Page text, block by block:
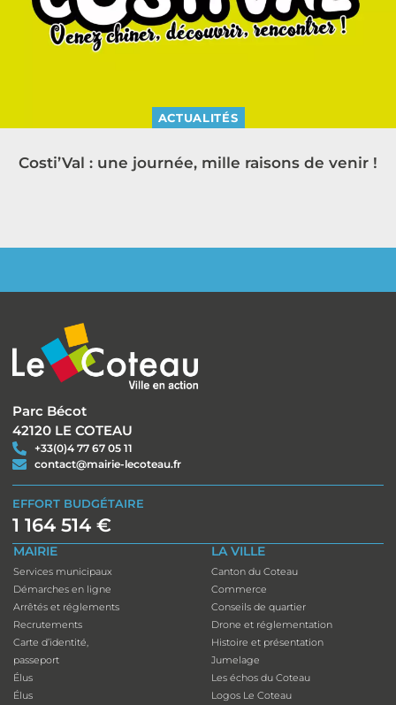
ACTUALITÉS
Costi’Val : une journée, mille raisons de venir !
Parc Bécot
42120 LE COTEAU
+33(0)4 77 67 05 11
contact@mairie-lecoteau.fr
EFFORT BUDGÉTAIRE
1 164 514 €
MAIRIE
Services municipaux
Démarches en ligne
Arrêtés et réglements
Recrutements
Carte d’identité,
passeport
Élus
Élus
LA VILLE
Canton du Coteau
Commerce
Conseils de quartier
Drone et réglementation
Histoire et présentation
Jumelage
Les échos du Coteau
Logos Le Coteau